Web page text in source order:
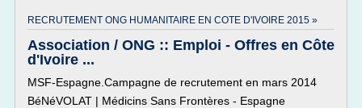
RECRUTEMENT ONG HUMANITAIRE EN COTE D'IVOIRE 2015 »
Association / ONG :: Emploi - Offres en Côte
d'Ivoire ...
MSF-Espagne.Campagne de recrutement en mars 2014
BéNéVOLAT | Médicins Sans Frontères - Espagne